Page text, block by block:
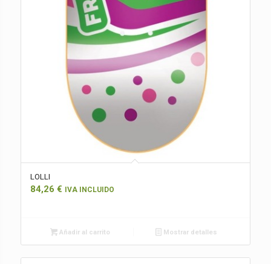
LOLLI
84,26 € IVA INCLUIDO
Añadir al carrito Mostrar detalles